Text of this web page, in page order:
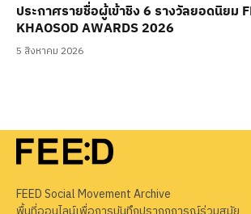
ประกาศรายชื่อผู้เข้าชิง 6 รางวัลยอดนิยม
KHAOSOD AWARDS 2026
5 สิงหาคม 2026
FEED Social Movement Archive